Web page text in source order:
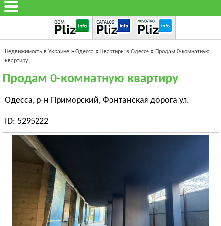
Недвижимость в Украине » Одесса » Квартиры в Одессе » Продам 0-комнатную
квартиру
Продам 0-комнатную квартиру
Одесса, р-н Приморский, Фонтанская дорога ул.
ID: 5295222